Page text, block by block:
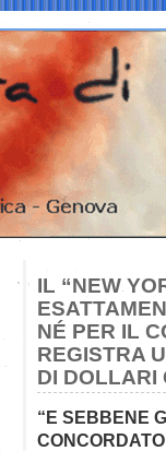
IL “NEW
NÉ PER IL
REGISTRA
DI DOLLARI
“E SEBBENE